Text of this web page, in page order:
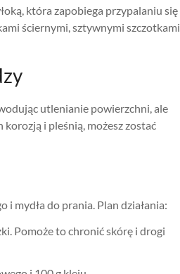
która zapobiega przypalaniu się
ściernymi, sztywnymi szczotkami
utlenianie powierzchni, ale
i pleśnią, możesz zostać
mydła do prania. Plan działania:
Pomoże to chronić skórę i drogi